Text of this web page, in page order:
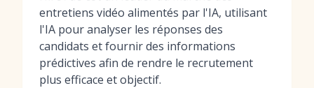
entretiens vidéo alimentés par l'IA, utilisant
l'IA pour analyser les réponses des
candidats et fournir des informations
prédictives afin de rendre le recrutement
plus efficace et objectif.